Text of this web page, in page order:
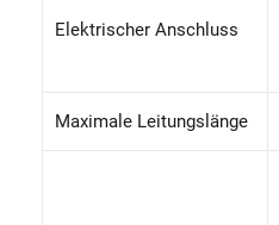
Elektrischer Anschluss
Maximale Leitungslänge